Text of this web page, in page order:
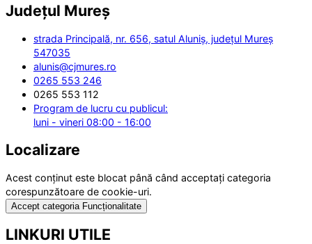
Județul Mureș
strada Principală, nr. 656, satul Aluniș, județul Mureș
547035
alunis@cjmures.ro
0265 553 246
0265 553 112
Program de lucru cu publicul:
luni - vineri 08:00 - 16:00
Localizare
Acest conținut este blocat până când acceptați categoria
corespunzătoare de cookie-uri.
Accept categoria Funcționalitate
LINKURI UTILE